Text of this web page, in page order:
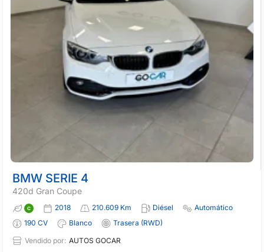
BMW SERIE 4
420d Gran Coupe
2018 210.609 Km Diésel
Automático
190 CV
Blanco
Trasera (RWD)
Vendido por: AUTOS GOCAR